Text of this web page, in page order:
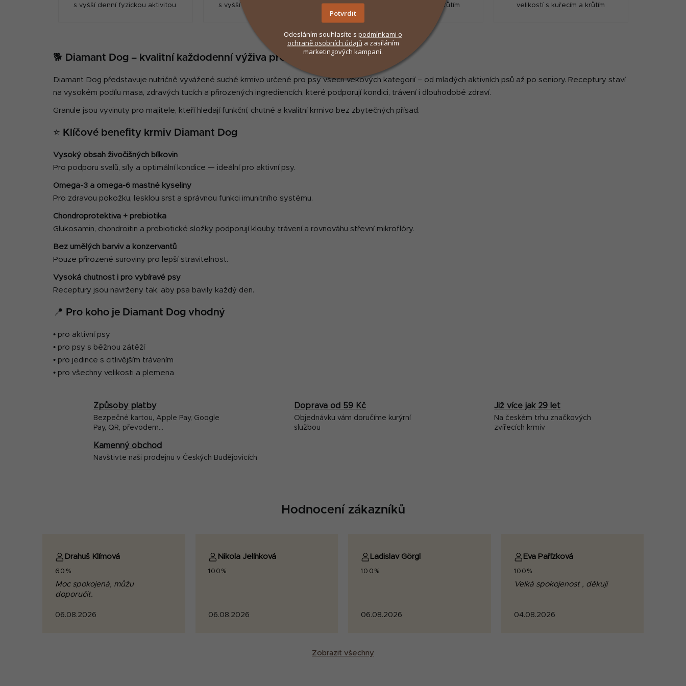
s vyšší denní fyzickou aktivitou.
s vyšší denní fyzickou aktivitou.
velikostí s kuřecím a krůtím
velikostí s kuřecím a krůtím
O
v
á
a
c
s
🐕 Diamant Dog – kvalitní každodenní výživa pro všechny psy
Diamant Dog představuje nutričně vyvážené suché krmivo určené pro psy všech věkových kategorií – od mladých aktivních psů až po seniory. Receptury staví
na vysokém podílu masa, zdravých tucích a přirozených ingrediencích, které podporují kondici, trávení i dlouhodobé zdraví.
Granule jsou vyvinuty pro majitele, kteří hledají funkční, chutné a kvalitní krmivo bez zbytečných přísad.
⭐ Klíčové benefity krmiv Diamant Dog
Vysoký obsah živočišných bílkovin
Pro podporu svalů, síly a optimální kondice — ideální pro aktivní psy.
Omega-3 a omega-6 mastné kyseliny
Pro zdravou pokožku, lesklou srst a správnou funkci imunitního systému.
Chondroprotektiva + prebiotika
Glukosamin, chondroitin a prebiotické složky podporují klouby, trávení a rovnováhu střevní mikroflóry.
Bez umělých barviv a konzervantů
Pouze přirozené suroviny pro lepší stravitelnost.
Vysoká chutnost i pro vybíravé psy
Receptury jsou navrženy tak, aby psa bavily každý den.
📍 Pro koho je Diamant Dog vhodný
• pro aktivní psy
• pro psy s běžnou zátěží
• pro jedince s citlivějším trávením
• pro všechny velikosti a plemena
Způsoby platby
Bezpečné kartou, Apple Pay, Google
Pay, QR, převodem...
Doprava od 59 Kč
Objednávku vám doručíme kurýrní
službou
Již více jak 29 let
Na českém trhu značkových
zvířecích krmiv
Kamenný obchod
Navštivte naši prodejnu v Českých Budějovicích
Hodnocení zákazníků
Drahuš Klímová
60%
Moc spokojená, můžu
doporučit.
06.08.2026
Nikola Jelínková
100%
06.08.2026
Ladislav Görgl
100%
06.08.2026
Eva Pařízková
100%
Velká spokojenost , děkuji
04.08.2026
Zobrazit všechny
Potvrdit
Odesláním souhlasíte s podmínkami o
ochraně osobních údajů a zasíláním
marketingových kampaní.